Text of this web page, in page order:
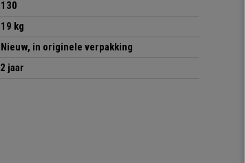
130
19 kg
Nieuw, in originele verpakking
2 jaar